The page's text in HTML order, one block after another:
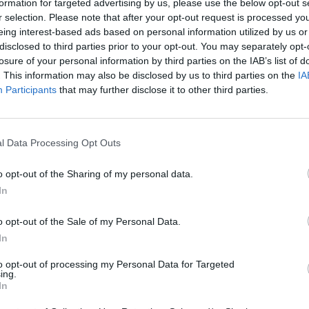
for targeted advertising by us, please use the below opt-out
selection. Please note that after your opt-out request is processed
interest-based ads based on personal information utilized by us
to third parties prior to your opt-out. You may separately
of your personal information by third parties on the IAB’s list of
This information may also be disclosed by us to third parties on the
Participants that may further disclose it to other third parties.
Data Processing Opt Outs
opt-out of the Sharing of my personal data.
opt-out of the Sale of my Personal Data.
opt-out of processing my Personal Data for Targeted
relativa ai diritti televisivi. Corioni, nel
conferenza stampa di presentazione di
aveva detto: «Senza la garanzia del
nostri canali su Sky non scendiamo in
stesso avviso è stato, ieri mattina, Luca
«Esiste uno stadio reale e uno virtuale.
di iniziare il campionato senza la
e i presidenti delle sei squadre
Calcio sono stati accontentati. Domani
Ancona-Milan. Queste le tre partite
trasmesse da Gioco Calcio su tre canali
(presidente istituzionale di
Enrico Bendoni (ideatore del progetto)
Rudy Giuliani a Come States?
americana